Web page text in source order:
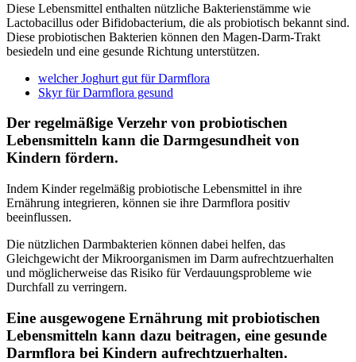
Diese Lebensmittel enthalten nützliche Bakterienstämme wie
Lactobacillus oder Bifidobacterium, die als probiotisch bekannt sind.
Diese probiotischen Bakterien können den Magen-Darm-Trakt
besiedeln und eine gesunde Richtung unterstützen.
welcher Joghurt gut für Darmflora
Skyr für Darmflora gesund
Der regelmäßige Verzehr von probiotischen
Lebensmitteln kann die Darmgesundheit von
Kindern fördern.
Indem Kinder regelmäßig probiotische Lebensmittel in ihre
Ernährung integrieren, können sie ihre Darmflora positiv
beeinflussen.
Die nützlichen Darmbakterien können dabei helfen, das
Gleichgewicht der Mikroorganismen im Darm aufrechtzuerhalten
und möglicherweise das Risiko für Verdauungsprobleme wie
Durchfall zu verringern.
Eine ausgewogene Ernährung mit probiotischen
Lebensmitteln kann dazu beitragen, eine gesunde
Darmflora bei Kindern aufrechtzuerhalten.